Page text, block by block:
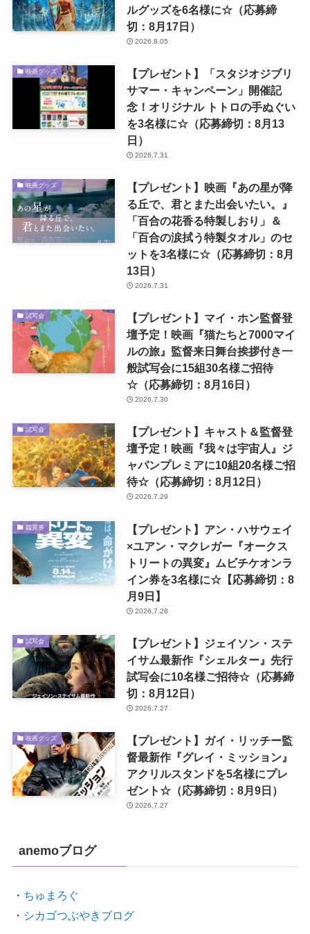
ルグッズを6名様に☆（応募締
切：8月17日）
2026.8.05
映画グッズ
【プレゼント】「スタジオジブリ
サマー・キャンペーン」開催記
念！オリジナル トトロの手ぬぐい
を3名様に☆（応募締切：8月13
日）
2026.7.31
映画グッズ
【プレゼント】映画『あの星が降
る丘で、君とまた出会いたい。』
「百合の花香る特製しおり」＆
「百合の涙拭う特製タオル」のセ
ットを3名様に☆（応募締切：8月
13日）
2026.7.31
試写会
【プレゼント】マイ・ホン監督登
壇予定！映画『猫たちと7000マイ
ルの旅』監督来日舞台挨拶付き一
般試写会に15組30名様ご招待
☆（応募締切：8月16日）
2026.7.30
試写会
【プレゼント】キャスト＆監督登
壇予定！映画『我々は宇宙人』ジ
ャパンプレミアに10組20名様ご招
待☆（応募締切：8月12日）
2026.7.29
鑑賞券
【プレゼント】アン・ハサウェイ
×ユアン・マクレガー『オークス
トリートの異変』ムビチケオンラ
イン券を3名様に☆【応募締切：8
月9日】
2026.7.28
試写会
【プレゼント】ジェイソン・ステ
イサム最新作『シェルター』先行
試写会に10名様ご招待☆（応募締
切：8月12日）
2026.7.27
映画グッズ
【プレゼント】ガイ・リッチー監
督最新作『グレイ・ミッション』
アクリルスタンドを5名様にプレ
ゼント☆（応募締切：8月9日）
2026.7.27
anemoブログ
・ ちゅまろぐ
・ シカゴつぶやきブログ